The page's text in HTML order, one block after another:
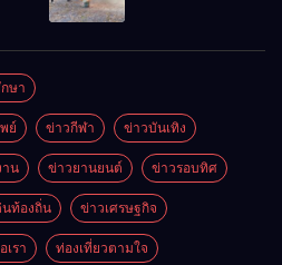
Thailand
สร้างโอกาส
ธุรกิจครบ
วงจร ด้วยครับ
ศักยภาพเจ้า
หน้าที่ท้องถิ่น
รับมืออัคคีภัย
ตามมาตรฐาน
สากล
ษา
ย์ ข่าวกีฬา ข่าวบันเทิง
าน ข่าวยานยนต์ ข่าวรอบทิศ
นท้องถิ่น ข่าวเศรษฐกิจ
เรา ท่องเที่ยวตามใจ